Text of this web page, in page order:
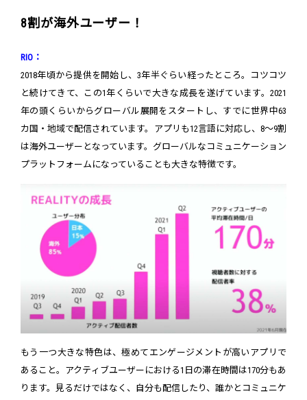
8割が海外ユーザー！
RIO：
2018年頃から提供を開始し、3年半ぐらい経ったところ。コツコツ
と続けてきて、この1年くらいで大きな成長を遂げています。2021
年の頭くらいからグローバル展開をスタートし、すでに世界中63
カ国・地域で配信されています。アプリも12言語に対応し、8～9割
は海外ユーザーとなっています。グローバルなコミュニケーション
プラットフォームになっていることも大きな特徴です。
もう一つ大きな特色は、極めてエンゲージメントが高いアプリで
あること。アクティブユーザーにおける1日の滞在時間は170分もあ
ります。見るだけではなく、自分も配信したり、誰かとコミュニケ